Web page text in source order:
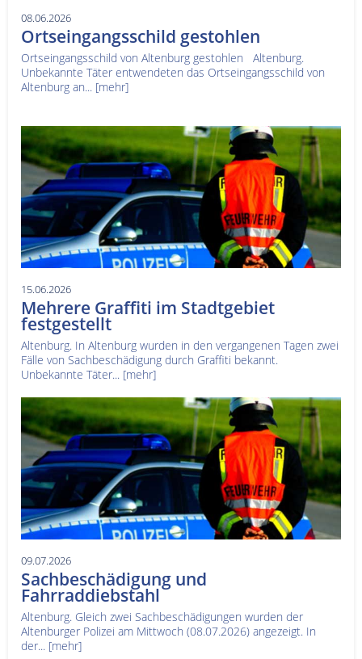
08.06.2026
Ortseingangsschild gestohlen
Ortseingangsschild von Altenburg gestohlen Altenburg.
Unbekannte Täter entwendeten das Ortseingangsschild von
Altenburg an... [mehr]
15.06.2026
Mehrere Graffiti im Stadtgebiet
festgestellt
Altenburg. In Altenburg wurden in den vergangenen Tagen zwei
Fälle von Sachbeschädigung durch Graffiti bekannt.
Unbekannte Täter... [mehr]
09.07.2026
Sachbeschädigung und
Fahrraddiebstahl
Altenburg. Gleich zwei Sachbeschädigungen wurden der
Altenburger Polizei am Mittwoch (08.07.2026) angezeigt. In
der... [mehr]